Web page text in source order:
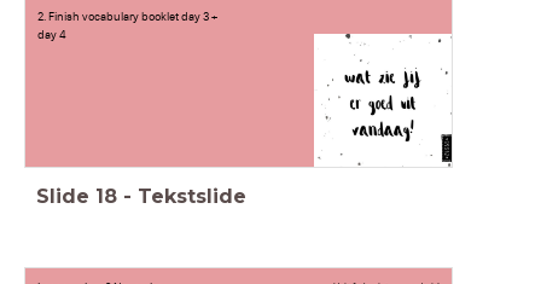
2. Finish vocabulary booklet day 3 +
day 4
Slide 18 - Tekstslide